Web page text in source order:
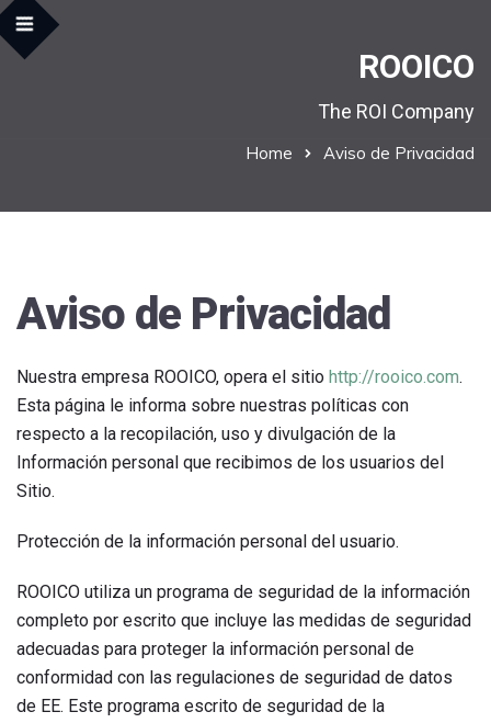
ROOICO
The ROI Company
Home Aviso de Privacidad
Aviso de Privacidad
Nuestra empresa ROOICO, opera el sitio http://rooico.com.
Esta página le informa sobre nuestras políticas con
respecto a la recopilación, uso y divulgación de la
Información personal que recibimos de los usuarios del
Sitio.
Protección de la información personal del usuario.
ROOICO utiliza un programa de seguridad de la información
completo por escrito que incluye las medidas de seguridad
adecuadas para proteger la información personal de
conformidad con las regulaciones de seguridad de datos
de EE. Este programa escrito de seguridad de la